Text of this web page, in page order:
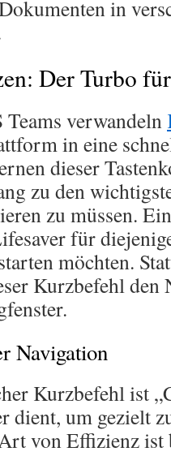
in
Der Turbo
verwandeln
in eine
dieser
zu den
zu müssen.
für
möchten.
Kurzbefehl den
Navigation
Kurzbefehl ist
dient, um gezielt
von Effizienz ist